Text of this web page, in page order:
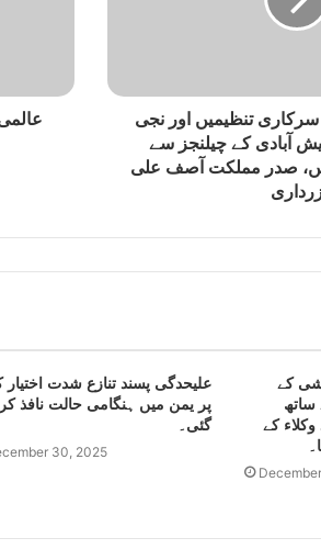
سرکاری تنظیمیں اور نجی
آبادی کے چیلنجز سے
صدر مملکت آصف علی
علیحدگی پسند تنازع شدت اختیار
پر یمن میں ہنگامی حالت نافذ
گئی۔
30, 2025
کے
ساتھ
کے